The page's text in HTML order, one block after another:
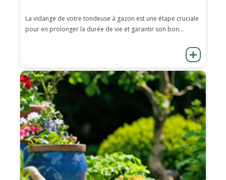
La vidange de votre tondeuse à gazon est une étape cruciale
pour en prolonger la durée de vie et garantir son bon...